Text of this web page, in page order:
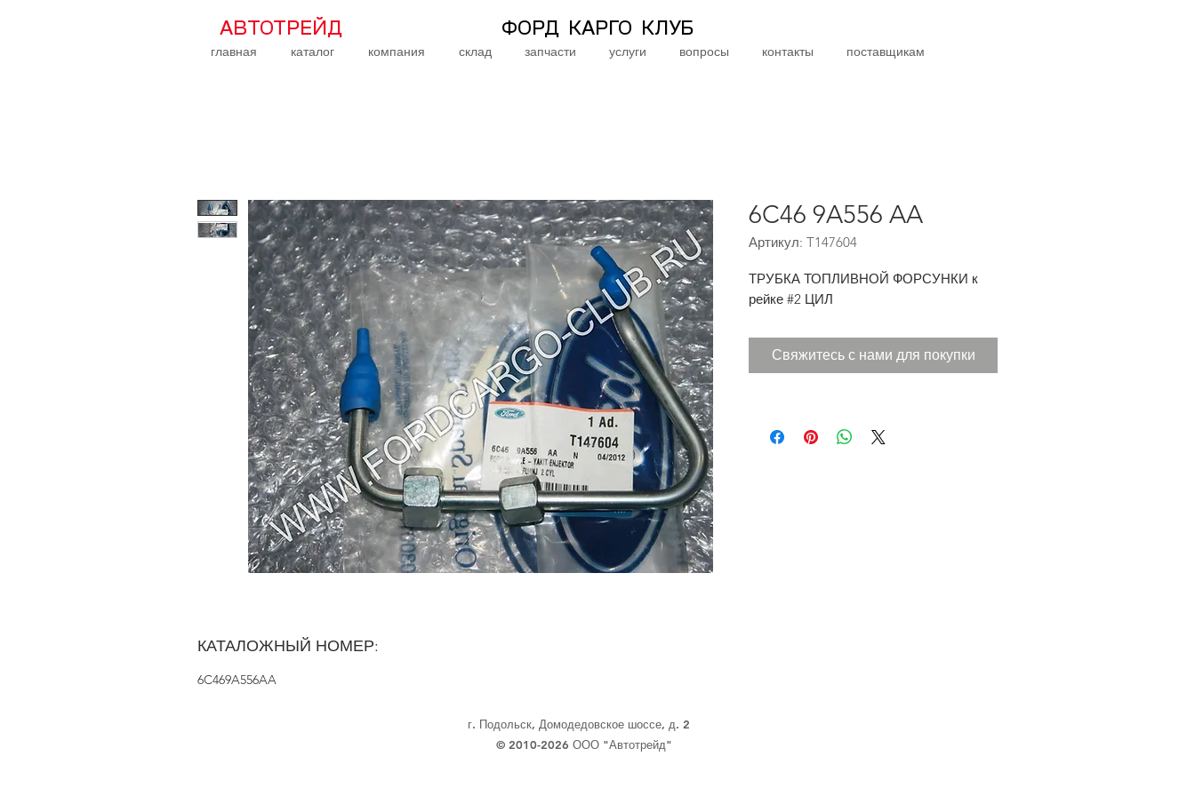
АВТОТРЕЙД ФОРД КАРГО КЛУБ
главная каталог компания склад запчасти услуги вопросы контакты поставщикам
6C46 9A556 AA
Артикул: T147604
ТРУБКА ТОПЛИВНОЙ ФОРСУНКИ к
рейке #2 ЦИЛ
Свяжитесь с нами для покупки
КАТАЛОЖНЫЙ НОМЕР:
6C469A556AA
г. Подольск, Домодедовское шоссе, д. 2
© 2010-2026 ООО "Автотрейд"